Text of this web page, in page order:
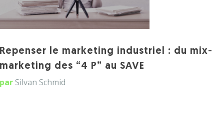
Repenser le marketing industriel : du mix-
marketing des “4 P” au SAVE
par Silvan Schmid